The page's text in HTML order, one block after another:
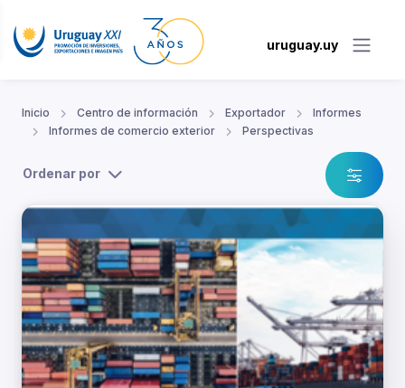
uruguay.uy
Inicio Centro de información Exportador
Informes
Informes de comercio exterior
Perspectivas
Ordenar por